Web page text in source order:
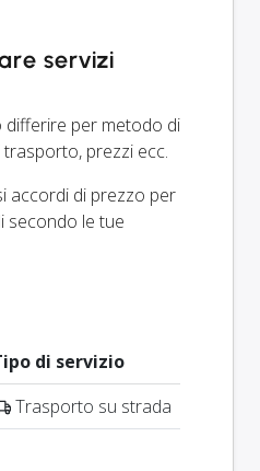
servizi
differire per metodo di
prezzi ecc.
accordi di prezzo per
secondo le tue
di servizio
Trasporto su strada